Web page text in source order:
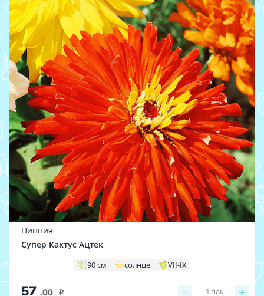
Цинния
Супер Кактус Ацтек
90 см солнце VII-IX
57 .00 i − +
1 пак.